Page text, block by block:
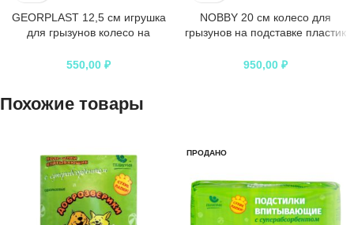
GEORPLAST 12,5 см игрушка
для грызунов колесо на
550,00 ₽
NOBBY 20 см колесо для
грызунов на подставке пластик
950,00 ₽
Похожие товары
ПРОДАНО